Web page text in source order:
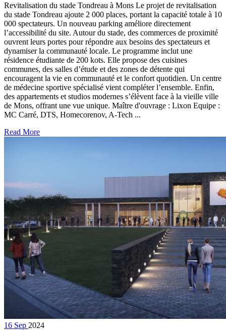
Revitalisation du stade Tondreau à Mons Le projet de revitalisation
du stade Tondreau ajoute 2 000 places, portant la capacité totale à 10
000 spectateurs. Un nouveau parking améliore directement
l’accessibilité du site. Autour du stade, des commerces de proximité
ouvrent leurs portes pour répondre aux besoins des spectateurs et
dynamiser la communauté locale. Le programme inclut une
résidence étudiante de 200 kots. Elle propose des cuisines
communes, des salles d’étude et des zones de détente qui
encouragent la vie en communauté et le confort quotidien. Un centre
de médecine sportive spécialisé vient compléter l’ensemble. Enfin,
des appartements et studios modernes s’élèvent face à la vieille ville
de Mons, offrant une vue unique. Maître d'ouvrage : Lixon Equipe :
MC Carré, DTS, Homecorenov, A-Tech ...
Read More
16 Sep 2024